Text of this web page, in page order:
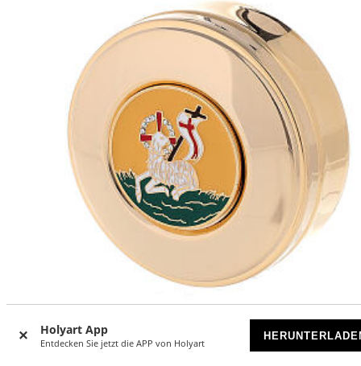
Holyart App
Entdecken Sie jetzt die APP von Holyart
-5 %
Hostiendose aus Messing mit emailliertem Friedenslamm,